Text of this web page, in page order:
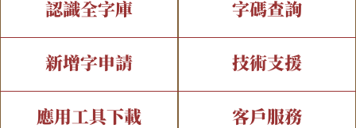
認識全字庫
全字庫介紹 全字庫現況
中文碼介紹 專有名詞介紹
字碼查詢
IDS查詢 部件查詢
複合查詢 注音查詢
新增字申請
新字申請處理流程
技術支援
字形即時顯示 造字解決方案
應用工具下載 客戶服務